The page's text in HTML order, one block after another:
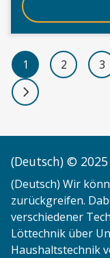
1 2 3
Next page
(Deutsch) © 2025
(Deutsch) Wir
zurückgreifen.
verschiedener
Löttechnik über
Haushaltstechnik